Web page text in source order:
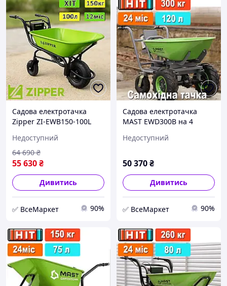
Садова електротачка
Zipper ZI-EWB150-100L
мотором і
електроприводом
самохідна
Недоступний
55 630₴
64 690 ₴
Дивитись
✅ ВсеМаркет 90%
Садова електротачка
MAST EWD300B на 4
мотором і
самохідна
Недоступний
50 370₴
Дивитись
✅ ВсеМаркет 90%